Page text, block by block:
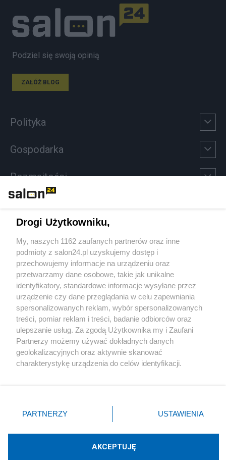
Podziel się swoją opinią
ZAŁÓŻ BLOG
Polityka
Gospodarka
Rozmaitości
Sport
Społeczeństwo
Kultura
X Facebook Instagram Youtube
Technologię dostarcza:W3media.pl
Drogi Użytkowniku,
My, naszych 1162 zaufanych partnerów oraz inne
podmioty z salon24.pl uzyskujemy dostęp i
przechowujemy informacje na urządzeniu oraz
przetwarzamy dane osobowe, takie jak unikalne
identyfikatory, standardowe informacje wysyłane przez
urządzenie czy dane przeglądania w celu zapewniania
spersonalizowanych reklam, wybór spersonalizowanych
treści, pomiar reklam i treści, badanie odbiorców oraz
ulepszanie usług. Za zgodą Użytkownika my i Zaufani
Partnerzy możemy używać dokładnych danych
geolokalizacyjnych oraz aktywnie skanować
charakterystykę urządzenia do celów identyfikacji.
zmienić/wycofać klikając przycisk ustawień prywatności
znajdujący się w lewym dolnym rogu strony
rodzaje przetwarzania danych nie wymagają zgody
użytkownika, ale masz prawo sprzeciwić się takiemu
PARTNERZY USTAWIENIA
AKCEPTUJĘ